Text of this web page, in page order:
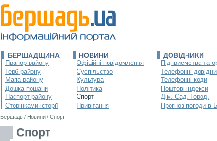
БЕРШАДЩИНА
Прапор району
Герб району
Мапа району
Дошка пошани
Паспорт району
Сторінками історії
НОВИНИ
Офіційні повідомлення
Суспільство
Культура
Політика
Спорт
Привітання
ДОВІДНИКИ
Підприємства та
Телефонні
Телефонні коди
Поштові індекси
Дім. Сад. Город.
Прогноз погоди в
Бершадь / Новини / Спорт
Спорт